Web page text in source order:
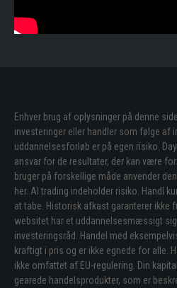
Enhver brug af oplysninger på denne
investeringer eller handler som følge af
uddannelsesforløb er på egen risiko.
ansvar for de resultater, der kan være
bruger på forskellige måde anvender
her. Al trading indeholder risiko. Handl
at tabe. Historisk afkast garanterer ikke
websitet har et uddannelsesmæssigt
investeringsråd. Handel med
kraftigt i pris og er ikke egnede for alle.
ikke omfattet af EU-regulering. Din
gearede handelsprodukter, som er